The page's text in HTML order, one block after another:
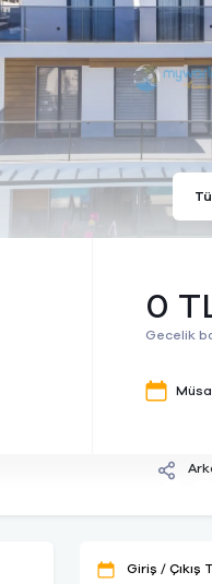
0
Gecelik
Giriş / Çıkış